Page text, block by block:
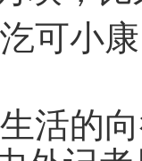
可小
活的